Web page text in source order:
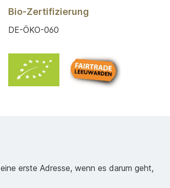
Bio-Zertifizierung
DE-ÖKO-060
erste Adresse, wenn es darum geht,